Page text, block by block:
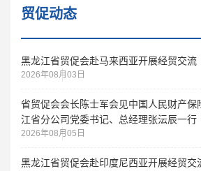
贸促动态
黑龙江省贸促会赴马来西亚开展经贸交流
2026年08月03日
省贸促会会长陈士军会见中国人民财产保
江省分公司党委书记、总经理张沄辰一行
2026年08月05日
黑龙江省贸促会赴印度尼西亚开展经贸交